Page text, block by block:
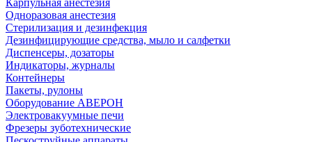
Карпульная анестезия
Одноразовая анестезия
Стерилизация и дезинфекция
Дезинфицирующие средства, мыло и салфетки
Диспенсеры, дозаторы
Индикаторы, журналы
Контейнеры
Пакеты, рулоны
Оборудование АВЕРОН
Электровакуумные печи
Фрезеры зуботехнические